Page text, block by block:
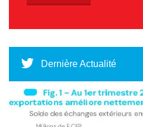
Dernière Actualité